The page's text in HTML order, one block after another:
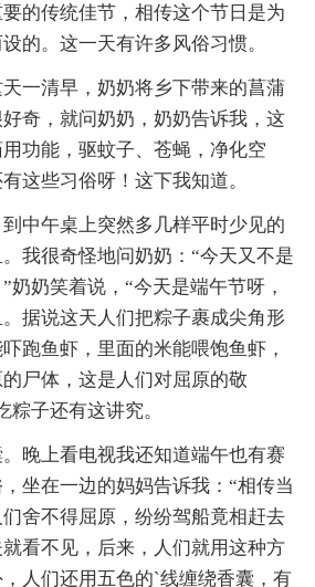
传统佳节，相传这个节日是为
的。这一天有许多风俗习惯。
清早，奶奶将乡下带来的菖蒲
奇，就问奶奶，奶奶告诉我，这
功能，驱蚊子、苍蝇，净化空
这些习俗呀！这下我知道。
午桌上突然多几样平时少见的
我很奇怪地问奶奶：“今天又不是
奶奶笑着说，“今天是端午节呀，
据说这天人们把粽子裹成尖角形
跑鱼虾，里面的米能喂饱鱼虾，
尸体，这是人们对屈原的敬
粽子还有这讲究。
上看电视我还知道端午也有赛
坐在一边的妈妈告诉我：“相传当
舍不得屈原，纷纷驾船竟相赶去
看不见，后来，人们就用这种方
人们还用五色的`线缠绕香囊，有